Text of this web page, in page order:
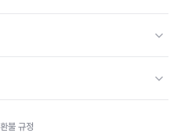
환불 규정